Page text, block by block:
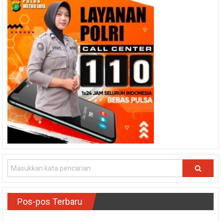
Pos-pos Terbaru